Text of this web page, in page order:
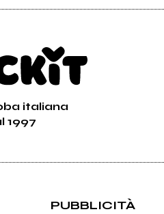
italiana
1997
PUBBLICITÀ